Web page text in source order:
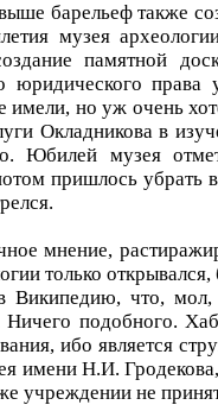
барельеф также
музея
памятной
юридического права
имели, но уж очень
Окладникова в
Юбилей музея
пришлось убрать
мнение,
только
Википедию, что,
Ничего подобного.
ибо является
имени Н.И.
учреждении не